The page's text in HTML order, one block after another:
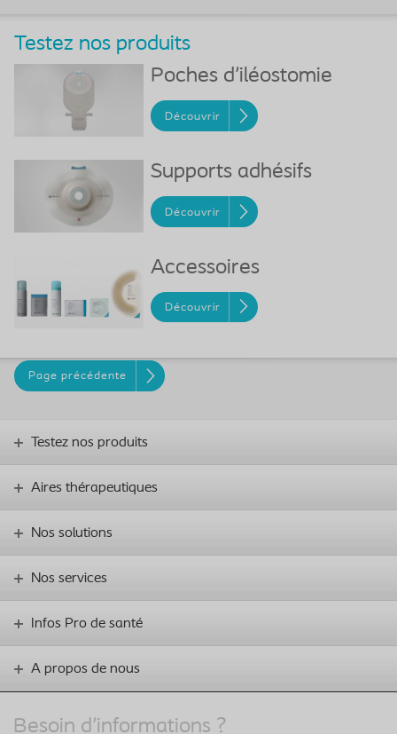
Testez nos produits
Poches d'iléostomie
Découvrir
Supports adhésifs
Découvrir
Accessoires
Découvrir
Page précédente
Testez nos produits
Aires thérapeutiques
Nos solutions
Nos services
Infos Pro de santé
A propos de nous
Besoin d'informations ?